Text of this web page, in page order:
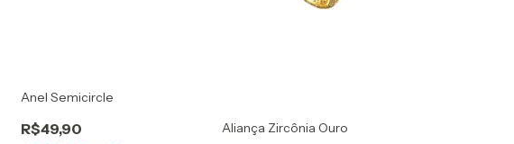
Anel Semicircle
R$49,90 Aliança Zircônia Ouro